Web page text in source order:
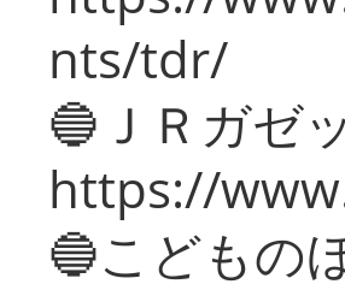
nts/tdr/
🔵ＪＲガゼ
https://
🔵こどもの